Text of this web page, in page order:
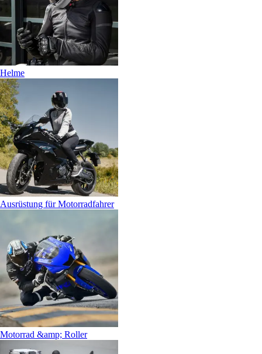
Helme
Ausrüstung für Motorradfahrer
Motorrad &amp; Roller